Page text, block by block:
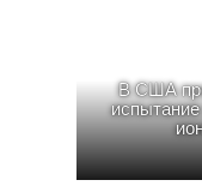
В США
испытание